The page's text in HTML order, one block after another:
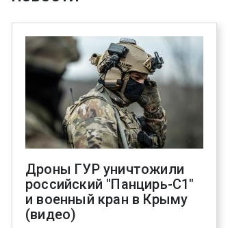
Дроны ГУР уничтожили
российский "Панцирь-С1"
и военный кран в Крыму
(видео)